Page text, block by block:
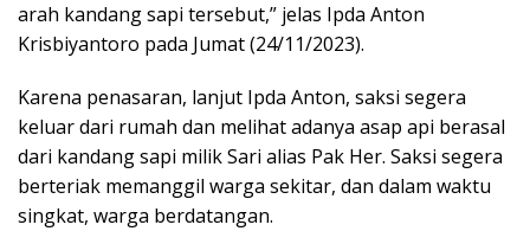
arah kandang sapi tersebut,” jelas Ipda Anton
Krisbiyantoro pada Jumat (24/11/2023).
Karena penasaran, lanjut Ipda Anton, saksi segera
keluar dari rumah dan melihat adanya asap api berasal
dari kandang sapi milik Sari alias Pak Her. Saksi segera
berteriak memanggil warga sekitar, dan dalam waktu
singkat, warga berdatangan.